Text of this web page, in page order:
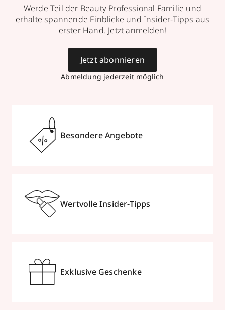
Werde Teil der Beauty Professional Familie und
erhalte spannende Einblicke und Insider-Tipps aus
erster Hand. Jetzt anmelden!
Abmeldung jederzeit möglich
Jetzt abonnieren
Besondere Angebote
Wertvolle Insider-Tipps
Exklusive Geschenke